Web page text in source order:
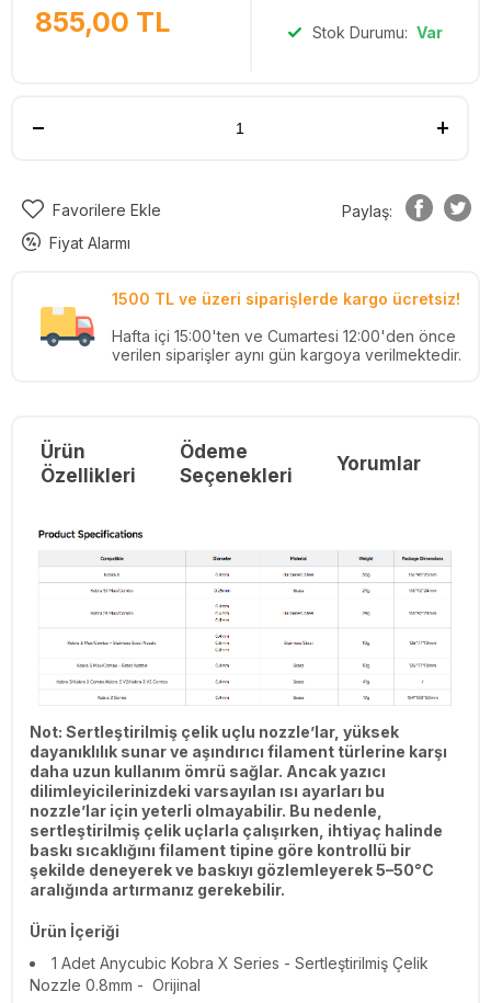
855,00 TL Stok Durumu: Var
Favorilere Ekle
Fiyat Alarmı
Paylaş:
1500 TL ve üzeri siparişlerde kargo ücretsiz!
Hafta içi 15:00'ten ve Cumartesi 12:00'den önce
verilen siparişler aynı gün kargoya verilmektedir.
Ürün
Özellikleri
Ödeme
Seçenekleri
Yorumlar
Not: Sertleştirilmiş çelik uçlu nozzle’lar, yüksek
dayanıklılık sunar ve aşındırıcı filament türlerine karşı
daha uzun kullanım ömrü sağlar. Ancak yazıcı
dilimleyicilerinizdeki varsayılan ısı ayarları bu
nozzle’lar için yeterli olmayabilir. Bu nedenle,
sertleştirilmiş çelik uçlarla çalışırken, ihtiyaç halinde
baskı sıcaklığını filament tipine göre kontrollü bir
şekilde deneyerek ve baskıyı gözlemleyerek 5–50°C
aralığında artırmanız gerekebilir.
Ürün İçeriği
1 Adet Anycubic Kobra X Series - Sertleştirilmiş Çelik
Nozzle 0.8mm - Orijinal